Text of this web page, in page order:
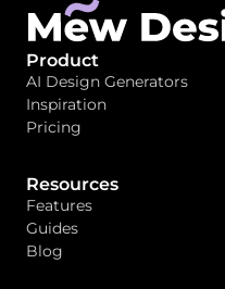
Product
AI Design Generators
Inspiration
Pricing
Resources
Features
Guides
Blog